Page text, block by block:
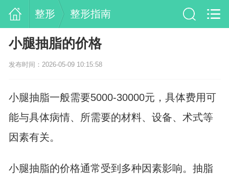
整形 整形指南
小腿抽脂的价格
发布时间：2026-05-09 10:15:58
小腿抽脂一般需要5000-30000元，具体费用可
能与具体病情、所需要的材料、设备、术式等
因素有关。
小腿抽脂的价格通常受到多种因素影响。抽脂